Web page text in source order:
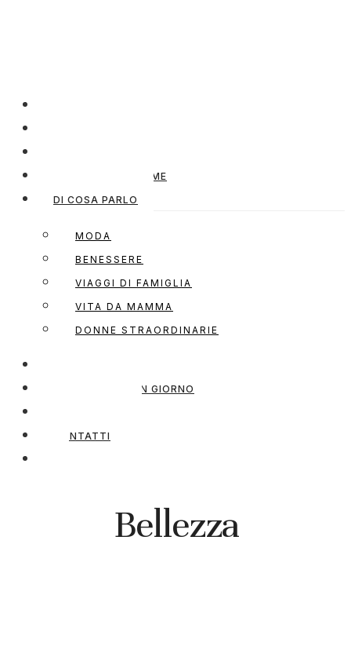
COLLABORA CON ME
DI COSA PARLO
MODA
BENESSERE
VIAGGI DI FAMIGLIA
VITA DA MAMMA
DONNE STRAORDINARIE
MODELLA PER UN GIORNO
CONTATTI
Bellezza